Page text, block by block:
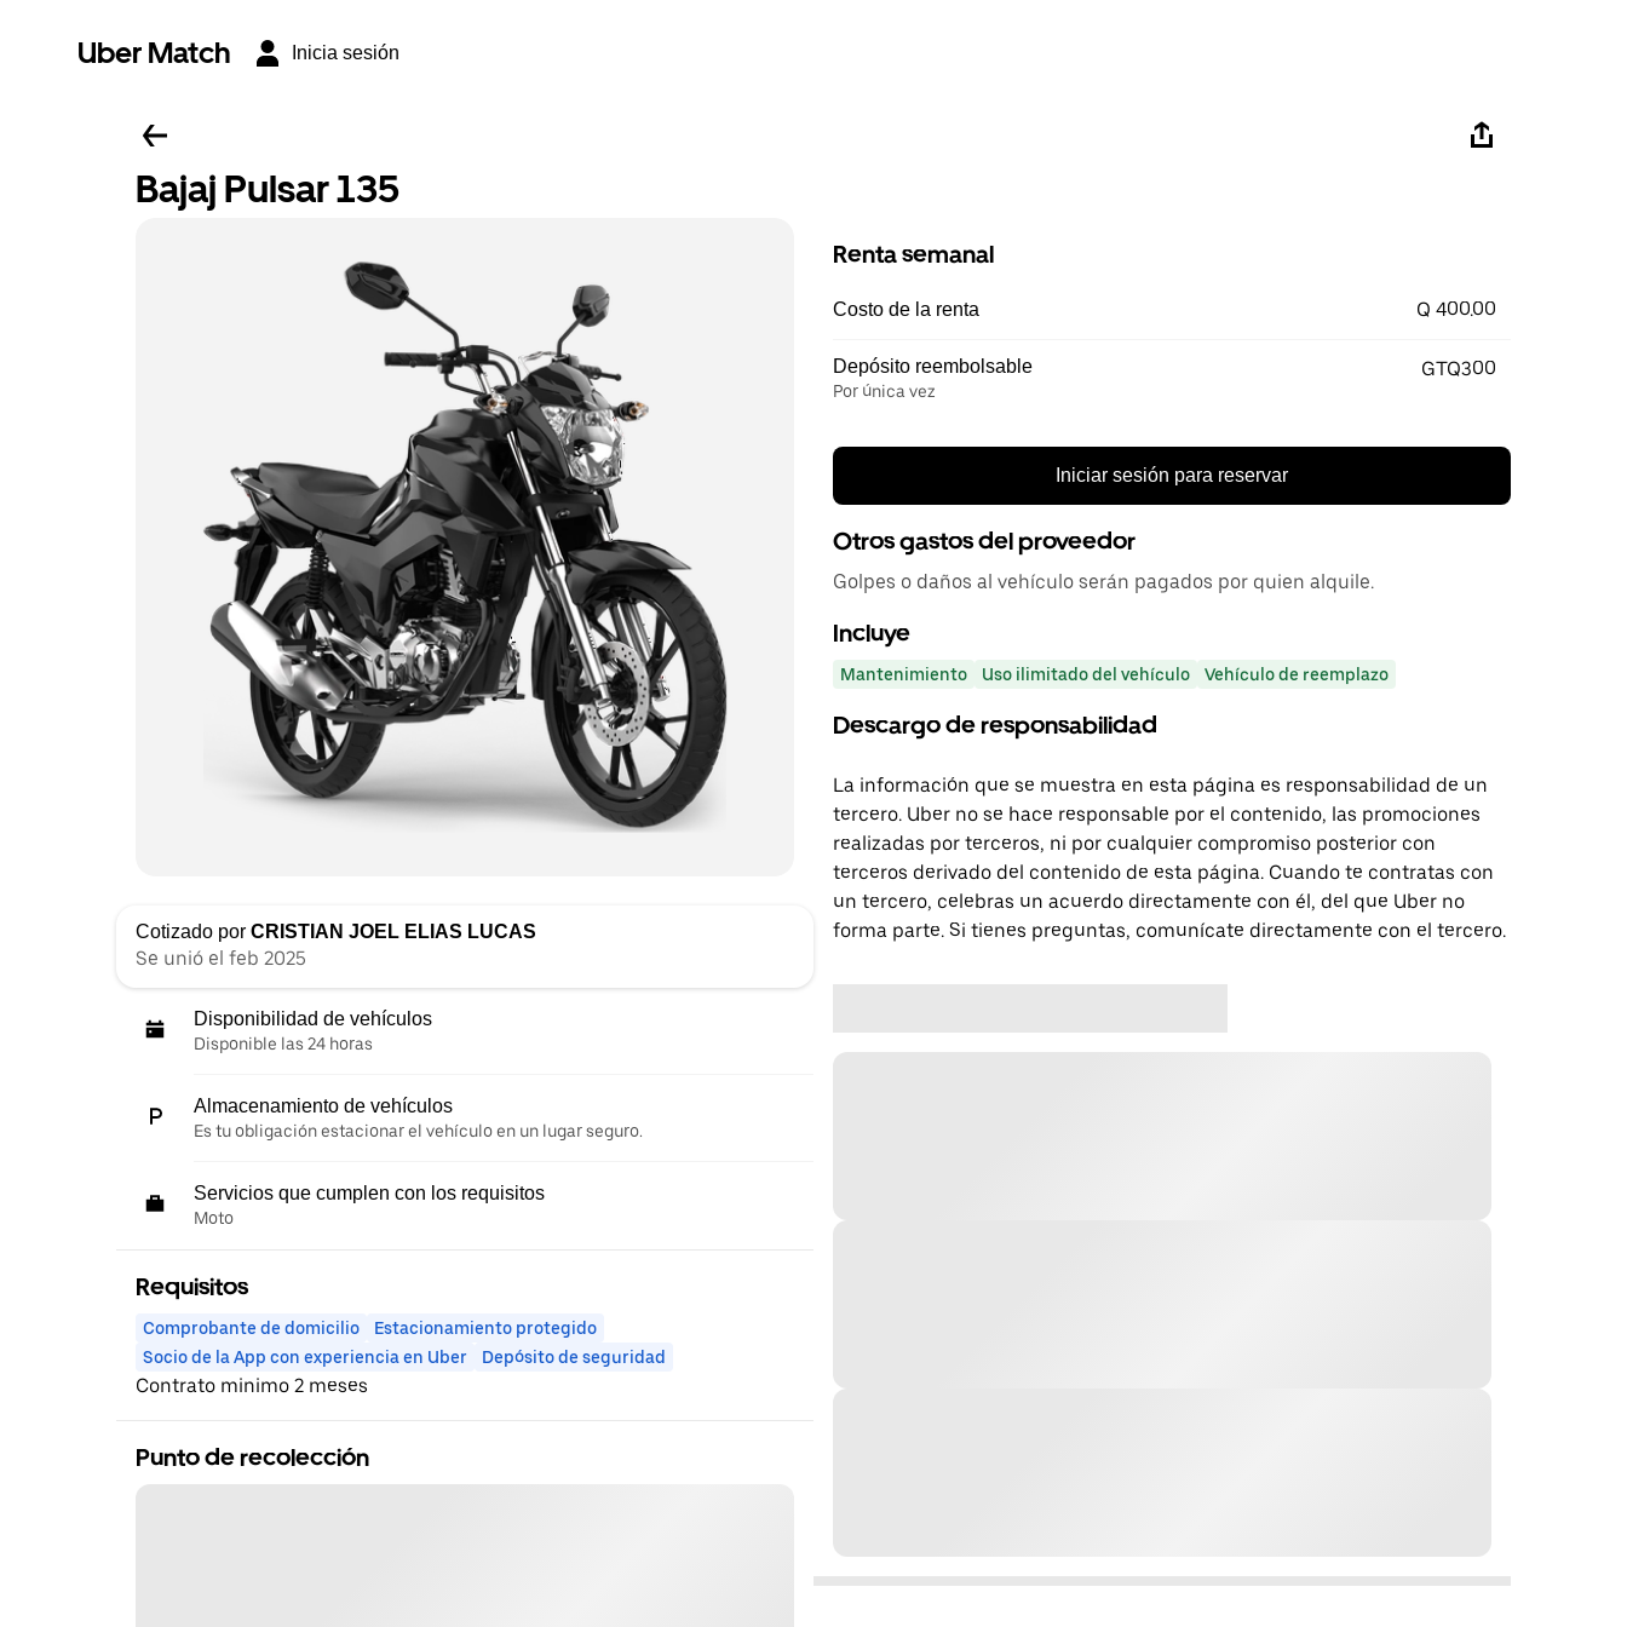
Uber Match Inicia sesión
Bajaj Pulsar 135
Cotizado por CRISTIAN JOEL ELIAS LUCAS
Se unió el feb 2025
Disponibilidad de vehículos
Disponible las 24 horas
Almacenamiento de vehículos
Es tu obligación estacionar el vehículo en un lugar seguro.
Servicios que cumplen con los requisitos
Moto
Requisitos
Comprobante de domicilio
Estacionamiento protegido
Socio de la App con experiencia en Uber
Depósito de seguridad
Contrato minimo 2 meses
Punto de recolección
Renta semanal
Costo de la renta Q 400.00
Depósito reembolsable
Por única vez
GTQ300
Iniciar sesión para reservar
Otros gastos del proveedor
Golpes o daños al vehículo serán pagados por quien alquile.
Incluye
Mantenimiento Uso ilimitado del vehículo Vehículo de reemplazo
Descargo de responsabilidad
La información que se muestra en esta página es responsabilidad de un
tercero. Uber no se hace responsable por el contenido, las promociones
realizadas por terceros, ni por cualquier compromiso posterior con
terceros derivado del contenido de esta página. Cuando te contratas con
un tercero, celebras un acuerdo directamente con él, del que Uber no
forma parte. Si tienes preguntas, comunícate directamente con el tercero.